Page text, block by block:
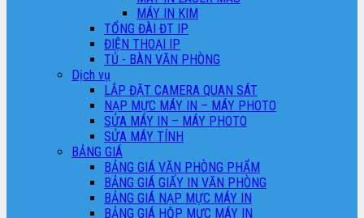
MÁY IN KIM
TỔNG ĐÀI ĐT IP
ĐIỆN THOẠI IP
TỦ - BÀN VĂN PHÒNG
Dịch vụ
LẮP ĐẶT CAMERA QUAN SÁT
NẠP MỰC MÁY IN – MÁY PHOTO
SỬA MÁY IN – MÁY PHOTO
SỬA MÁY TÍNH
BẢNG GIÁ
BẢNG GIÁ VĂN PHÒNG PHẨM
BẢNG GIÁ GIẤY IN VĂN PHÒNG
BẢNG GIÁ NẠP MỰC MÁY IN
BẢNG GIÁ HỘP MỰC MÁY IN